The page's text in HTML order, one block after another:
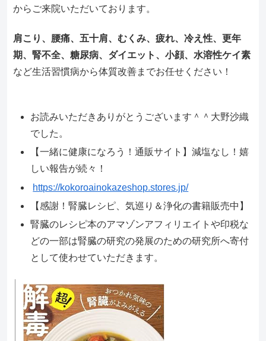
からご来院いただいております。
肩こり、腰痛、五十肩、むくみ、疲れ、冷え性、更年
期、腎不全、糖尿病、ダイエット、小顔、水溶性ケイ素
など生活習慣病から体質改善までお任せください！
お読みいただきありがとうございます＾＾大野沙織
でした。
【一緒に健康になろう！通販サイト】減塩なし！嬉
しい報告が続々！
https://kokoroainokazeshop.stores.jp/
【感謝！腎臓レシピ、気巡り＆浄化の書籍販売中】
腎臓のレシピ本のアマゾンアフィリエイトや印税な
どの一部は腎臓の研究の発展のための研究所へ寄付
として使わせていただきます。